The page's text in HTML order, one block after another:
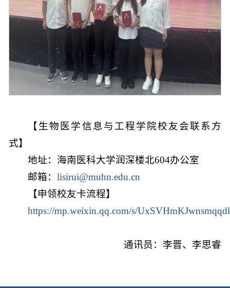
【生物医学信息与工程学院校友会联系方
式】
地址：海南医科大学润深楼北604办公室
邮箱：lisirui@muhn.edu.cn
【申领校友卡流程】
https://mp.weixin.qq.com/s/
通讯员：李晋、李思睿